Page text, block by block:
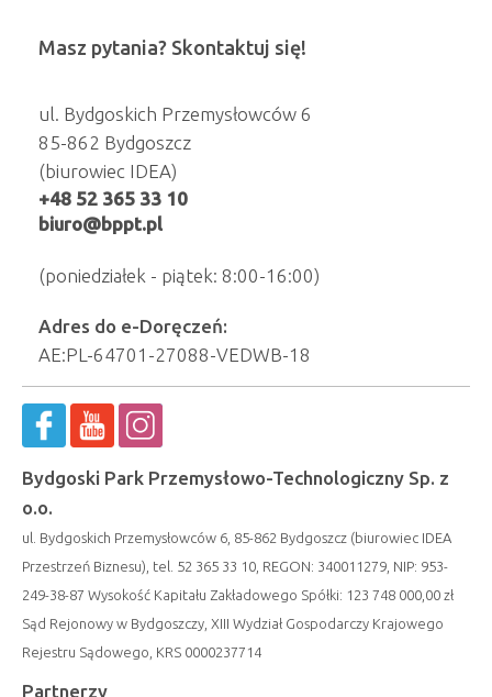
Masz pytania? Skontaktuj się!
ul. Bydgoskich Przemysłowców 6
85-862 Bydgoszcz
(biurowiec IDEA)
+48 52 365 33 10
biuro@bppt.pl
(poniedziałek - piątek: 8:00-16:00)
Adres do e-Doręczeń:
AE:PL-64701-27088-VEDWB-18
Bydgoski Park Przemysłowo-Technologiczny Sp. z
o.o.
ul. Bydgoskich Przemysłowców 6, 85-862 Bydgoszcz (biurowiec IDEA
Przestrzeń Biznesu), tel. 52 365 33 10, REGON: 340011279, NIP: 953-
249-38-87 Wysokość Kapitału Zakładowego Spółki: 123 748 000,00 zł
Sąd Rejonowy w Bydgoszczy, XIII Wydział Gospodarczy Krajowego
Rejestru Sądowego, KRS 0000237714
Partnerzy